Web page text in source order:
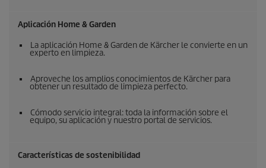
Aplicación Home & Garden
La aplicación Home & Garden de Kärcher le convierte en un
experto en limpieza.
Aproveche los amplios conocimientos de Kärcher para
obtener un resultado de limpieza perfecto.
Cómodo servicio integral: toda la información sobre el
equipo, su aplicación y nuestro portal de servicios.
Características de sostenibilidad